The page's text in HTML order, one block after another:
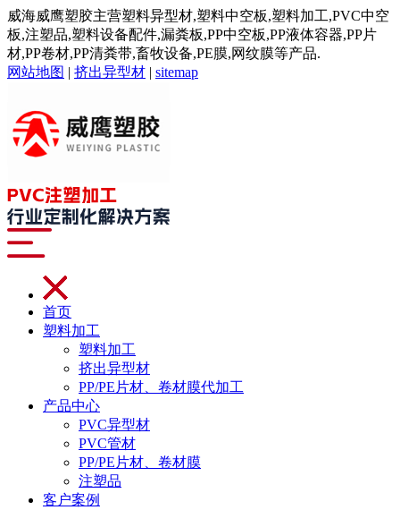
威海威鹰塑胶主营塑料异型材,塑料中空板,塑料加工,PVC中空
板,注塑品,塑料设备配件,漏粪板,PP中空板,PP液体容器,PP片
材,PP卷材,PP清粪带,畜牧设备,PE膜,网纹膜等产品.
网站地图 | 挤出异型材 | sitemap
首页
塑料加工
塑料加工
挤出异型材
PP/PE片材、卷材膜代加工
产品中心
PVC异型材
PVC管材
PP/PE片材、卷材膜
注塑品
客户案例